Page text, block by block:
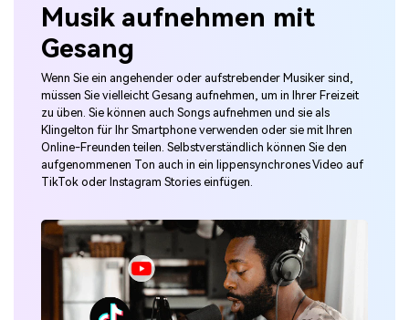
Musik aufnehmen mit
Gesang
Wenn Sie ein angehender oder aufstrebender Musiker sind,
müssen Sie vielleicht Gesang aufnehmen, um in Ihrer Freizeit
zu üben. Sie können auch Songs aufnehmen und sie als
Klingelton für Ihr Smartphone verwenden oder sie mit Ihren
Online-Freunden teilen. Selbstverständlich können Sie den
aufgenommenen Ton auch in ein lippensynchrones Video auf
TikTok oder Instagram Stories einfügen.